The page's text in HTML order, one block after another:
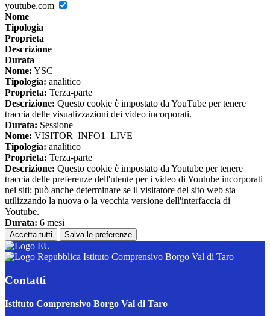
youtube.com
Nome
Tipologia
Proprieta
Descrizione
Durata
Nome: YSC
Tipologia: analitico
Proprieta: Terza-parte
Descrizione: Questo cookie è impostato da YouTube per tenere
traccia delle visualizzazioni dei video incorporati.
Durata: Sessione
Nome: VISITOR_INFO1_LIVE
Tipologia: analitico
Proprieta: Terza-parte
Descrizione: Questo cookie è impostato da Youtube per tenere
traccia delle preferenze dell'utente per i video di Youtube incorporati
nei siti; può anche determinare se il visitatore del sito web sta
utilizzando la nuova o la vecchia versione dell'interfaccia di
Youtube.
Durata: 6 mesi
Accetta tutti Salva le preferenze
Istituto Comprensivo Borgo Val di Taro
Contatti
Istituto Comprensivo Borgo Val di Taro